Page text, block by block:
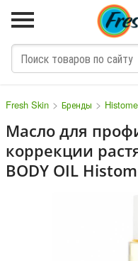
Fresh Skin > Бренды >
Масло для
коррекции
BODY OIL
M N O P Q